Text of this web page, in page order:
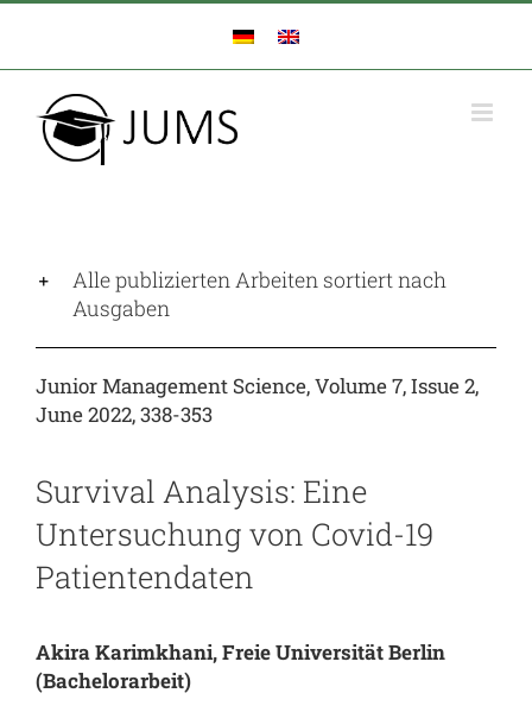
Zum
springen
Alle publizierten Arbeiten sortiert nach
Ausgaben
Junior Management Science, Volume 7, Issue 2,
June 2022, 338-353
Survival Analysis: Eine
Untersuchung von Covid-19
Patientendaten
Akira Karimkhani, Freie Universität Berlin
(Bachelorarbeit)